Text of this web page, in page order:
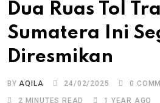
Dua Ruas Tol
Sumatera Ini
Diresmikan
BY AQILA 24/02/2025 0
2 MINUTES READ
1 YEAR AGO